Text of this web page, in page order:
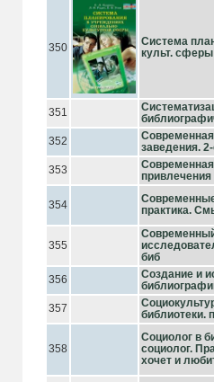
350
Система
культ. сферы
351
352
Современная
заведения.
353
Современная
привлечения
354
Современные
практика.
355
биб
356
Создание и
357
библиотеки.
358
Социолог в
социолог.
хочет и